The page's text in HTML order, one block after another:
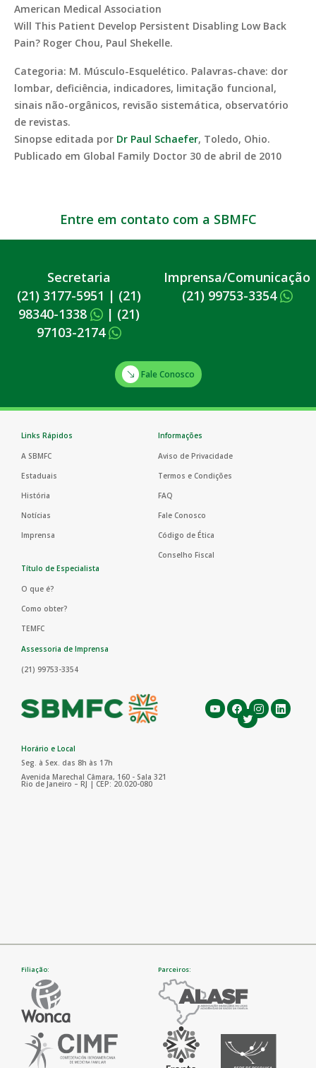
American Medical Association
Will This Patient Develop Persistent Disabling Low Back
Pain? Roger Chou, Paul Shekelle.
Categoria: M. Músculo-Esquelético. Palavras-chave: dor
lombar, deficiência, indicadores, limitação funcional,
sinais não-orgânicos, revisão sistemática, observatório
de revistas.
Sinopse editada por Dr Paul Schaefer, Toledo, Ohio.
Publicado em Global Family Doctor 30 de abril de 2010
Entre em contato com a SBMFC
Secretaria
(21) 3177-5951 | (21)
98340-1338
| (21)
97103-2174
Imprensa/Comunicação
(21) 99753-3354
Fale Conosco
Links Rápidos
A SBMFC
Estaduais
História
Notícias
Imprensa
Informações
Aviso de Privacidade
Termos e Condições
FAQ
Fale Conosco
Código de Ética
Conselho Fiscal
Título de Especialista
O que é?
Como obter?
TEMFC
Assessoria de Imprensa
(21) 99753-3354
Horário e Local
Seg. à Sex. das 8h às 17h
Avenida Marechal Câmara, 160 - Sala 321
Rio de Janeiro – RJ | CEP: 20.020-080
Filiação: Parceiros: